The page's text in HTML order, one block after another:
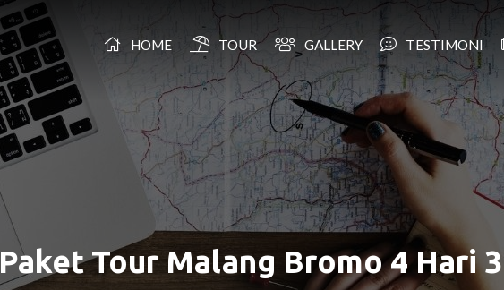
HOME TOUR GALLERY TESTIMONI
Paket Tour Malang Bromo 4 Hari